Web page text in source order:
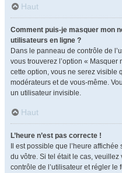
Haut
Comment puis-je masquer mon
utilisateurs en ligne ?
Dans le panneau de contrôle de
vous trouverez l’option «
cette option, vous ne serez visible
modérateurs et de vous-même.
un utilisateur invisible.
Haut
L’heure n’est pas correcte !
Il est possible que l’heure
du vôtre. Si tel était le cas,
contrôle de l’utilisateur et régler